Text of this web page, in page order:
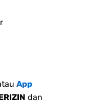
App
dan